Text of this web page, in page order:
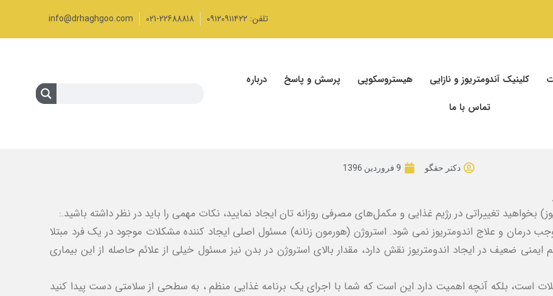
تلفن: ۰۹۱۲۰۹۱۱۴۲۲ 021-22688818
info@drhaghgoo.com
کلینیک آندومتریوز و نازایی هیستروسکوپی پرسش و پاسخ
درباره
تماس با ما
دکتر حقگو 9 فروردین 1396
بخواهید تغییراتی در رژیم غذایی و مکمل‌های مصرفی روزانه ‌تان ایجاد نمایید، نکات مهمی را باید در نظر داشته باشید.:
درمان و علاج اندومتریوز نمی ‌شود. استروژن (هورمون زنانه) مسئول اصلی ایجاد کننده مشکلات موجود در یک فرد مبتلا
ضعیف در ایجاد اندومتریوز نقش دارد، مقدار بالای استروژن در بدن نیز مسئول خیلی از علائم حاصله از این بیماری
است، بلکه آنچه اهمیت دارد این است که شما با اجرای یک برنامه غذایی منظم ، به سطحی از سلامتی دست پیدا کنید